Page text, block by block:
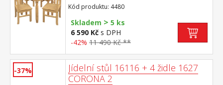
borovice voskovaná v medovém
odstínu rozměr stolu (š/h/v) 78 × 78 × 75
cm rozměr židle (š/h/v) 42 × 47 × 100
cm součást sestavy Corona 2
Kód produktu: 4480
Skladem > 5 ks
6 590 Kč s DPH
-42% 11 490 Kč **
-37%
Jídelní stůl 16116 + 4 židle 1627
CORONA 2